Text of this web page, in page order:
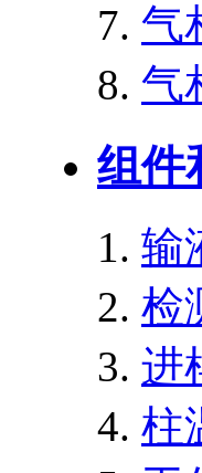
气
气
组件
输
检
进
柱